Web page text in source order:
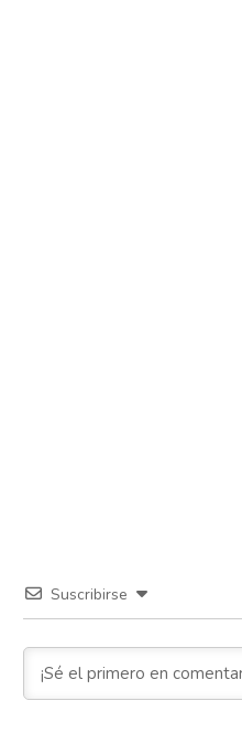
Suscribirse